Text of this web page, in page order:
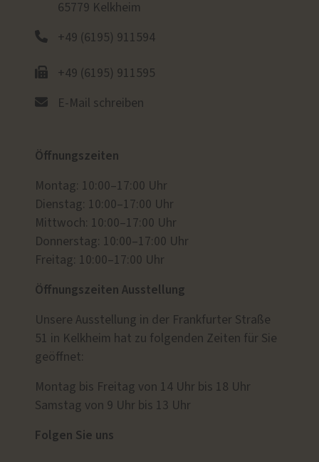
65779 Kelkheim
+49 (6195) 911594
+49 (6195) 911595
E-Mail schreiben
Öffnungszeiten
Montag: 10:00–17:00 Uhr
Dienstag: 10:00–17:00 Uhr
Mittwoch: 10:00–17:00 Uhr
Donnerstag: 10:00–17:00 Uhr
Freitag: 10:00–17:00 Uhr
Öffnungszeiten Ausstellung
Unsere Ausstellung in der Frankfurter Straße
51 in Kelkheim hat zu folgenden Zeiten für Sie
geöffnet:
Montag bis Freitag von 14 Uhr bis 18 Uhr
Samstag von 9 Uhr bis 13 Uhr
Folgen Sie uns